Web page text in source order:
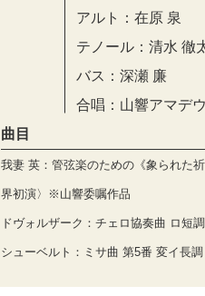
アルト：在原 泉
テノール：清水 徹
バス：深瀬 廉
合唱：山響アマデ
曲目
我妻 英：管弦楽のための《象られた
界初演〉※山響委嘱作品
ドヴォルザーク：チェロ協奏曲 ロ短
シューベルト：ミサ曲 第5番 変イ長